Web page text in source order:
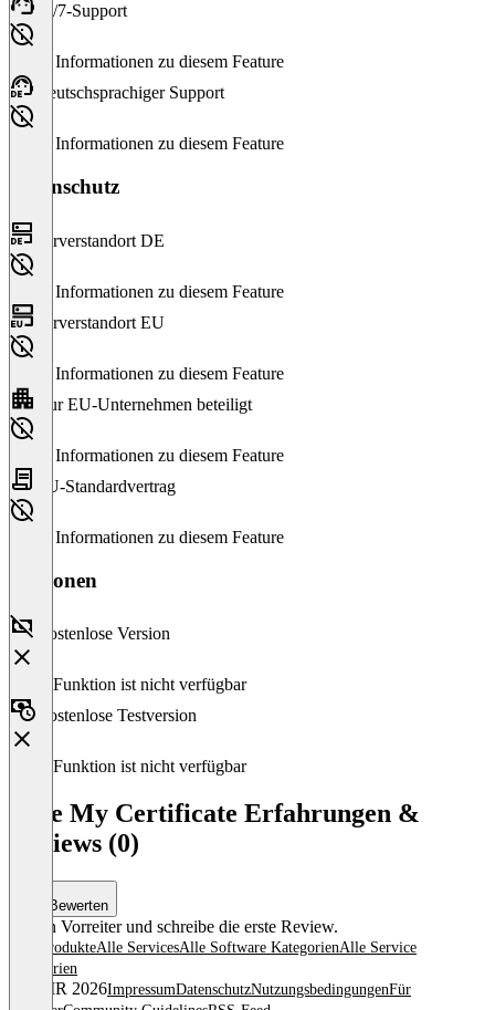
24/7-Support
Keine Informationen zu diesem Feature
Deutschsprachiger Support
Keine Informationen zu diesem Feature
Datenschutz
Serverstandort DE
Keine Informationen zu diesem Feature
Serverstandort EU
Keine Informationen zu diesem Feature
Nur EU-Unternehmen beteiligt
Keine Informationen zu diesem Feature
EU-Standardvertrag
Keine Informationen zu diesem Feature
Versionen
Kostenlose Version
Diese Funktion ist nicht verfügbar
Kostenlose Testversion
Diese Funktion ist nicht verfügbar
Give My Certificate Erfahrungen &
Reviews (0)
Bewerten
Sei ein Vorreiter und schreibe die erste Review.
Alle ProdukteAlle ServicesAlle Software KategorienAlle Service
Kategorien
© OMR 2026ImpressumDatenschutzNutzungsbedingungenFür